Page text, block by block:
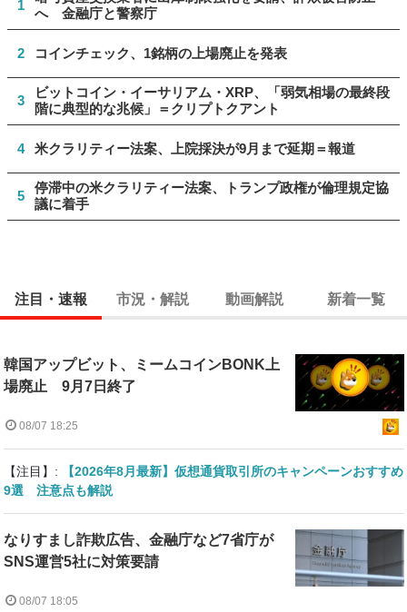
1
へ 金融庁と警察庁
2 コインチェック、1銘柄の上場廃止を発表
3
ビットコイン・イーサリアム・XRP、「弱気相場の最終段
階に典型的な兆候」＝クリプトクアント
4 米クラリティー法案、上院採決が9月まで延期＝報道
5
停滞中の米クラリティー法案、トランプ政権が倫理規定協
議に着手
注目・速報 市況・解説 動画解説 新着一覧
韓国アップビット、ミームコインBONK上
場廃止 9月7日終了
08/07 18:25
【注目】:
【2026年8月最新】仮想通貨取引所のキャンペーンおすすめ
9選 注意点も解説
なりすまし詐欺広告、金融庁など7省庁が
SNS運営5社に対策要請
08/07 18:05